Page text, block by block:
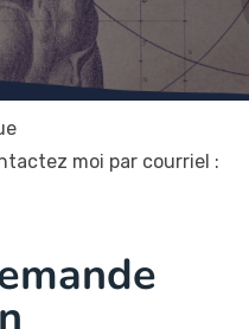
moi par courriel :